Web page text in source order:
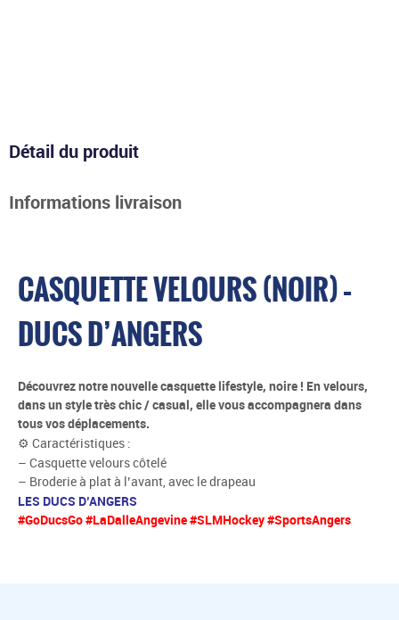
Détail du produit
Informations livraison
CASQUETTE VELOURS (NOIR) –
DUCS D’ANGERS
Découvrez notre nouvelle casquette lifestyle, noire ! En velours,
dans un style très chic / casual, elle vous accompagnera dans
tous vos déplacements.
⚙ Caractéristiques :
– Casquette velours côtelé
– Broderie à plat à l’avant, avec le drapeau
LES DUCS D’ANGERS
#GoDucsGo #LaDalleAngevine #SLMHockey #SportsAngers